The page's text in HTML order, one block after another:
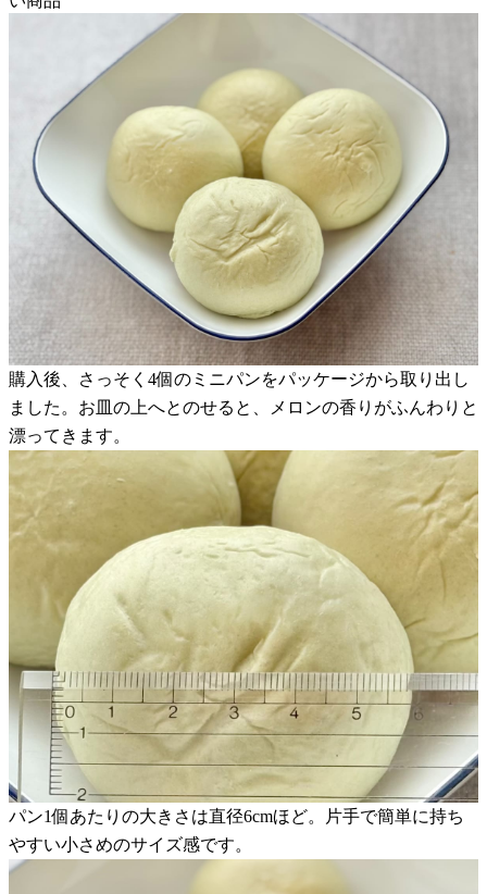
購入後、さっそく4個のミニパンをパッケージから取り出し
ました。お皿の上へとのせると、メロンの香りがふんわりと
漂ってきます。
パン1個あたりの大きさは直径6cmほど。片手で簡単に持ち
やすい小さめのサイズ感です。